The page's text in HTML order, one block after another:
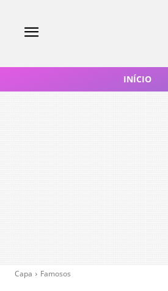
INÍCIO
Capa Famosos